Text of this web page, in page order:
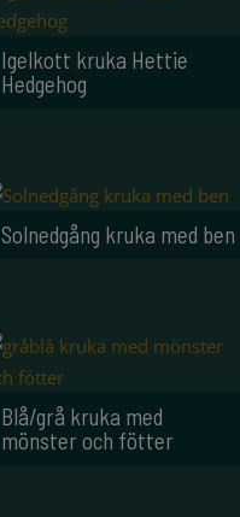
Igelkott kruka Hettie
Hedgehog
Solnedgång kruka med ben
Blå/grå kruka med
mönster och fötter